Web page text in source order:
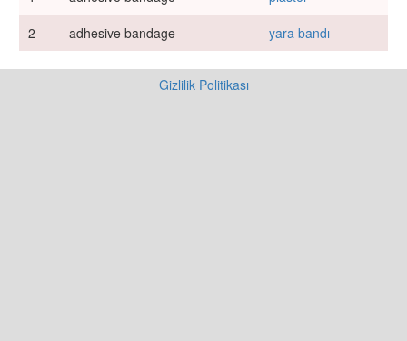
2
adhesive bandage yara bandı
Gizlilik Politikası